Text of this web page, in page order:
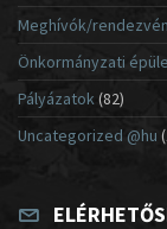
Meghívók/
Önkormányzati
Pályázatok (82)
Uncategorized @hu